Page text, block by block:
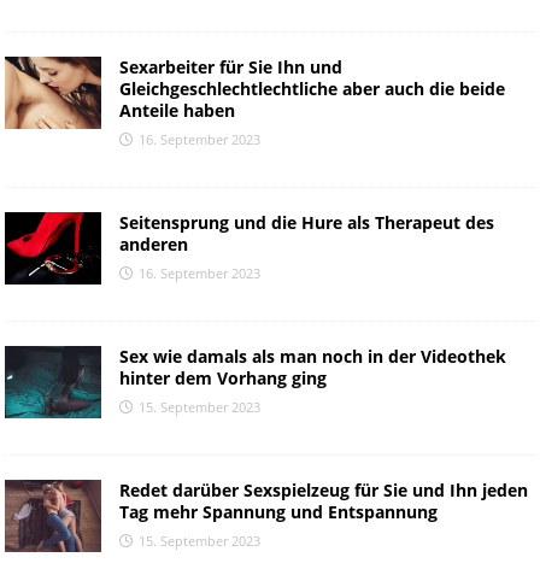
Sexarbeiter für Sie Ihn und
Gleichgeschlechtlechtliche aber auch die beide
Anteile haben
16. September 2023
Seitensprung und die Hure als Therapeut des
anderen
16. September 2023
Sex wie damals als man noch in der Videothek
hinter dem Vorhang ging
15. September 2023
Redet darüber Sexspielzeug für Sie und Ihn jeden
Tag mehr Spannung und Entspannung
15. September 2023